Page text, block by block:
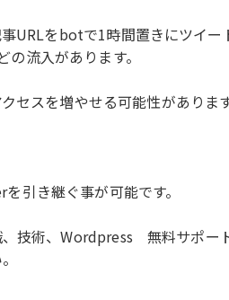
URLをbotで1時間置きにツイー
流入があります。
セスを増やせる可能性があります
引き継ぐ事が可能です。
技術、Wordpress 無料サポー